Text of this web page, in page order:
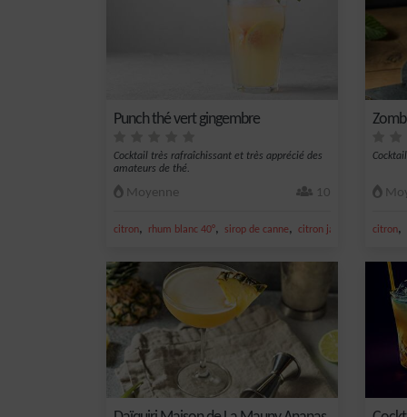
Punch thé vert gingembre
Cocktail très rafraîchissant et très apprécié des
amateurs de thé.
Moyenne 10
citron, rhum blanc 40°, sirop de canne, citron jaune jus de
citron,